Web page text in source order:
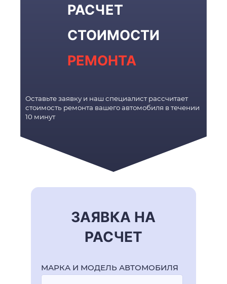
РАСЧЕТ
СТОИМОСТИ
РЕМОНТА
Оставьте заявку и наш специалист рассчитает
стоимость ремонта вашего автомобиля в течении
10 минут
ЗАЯВКА НА
РАСЧЕТ
МАРКА И МОДЕЛЬ АВТОМОБИЛЯ